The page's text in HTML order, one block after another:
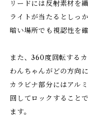
リードには反射素材を
ライトが当たるとしっ
暗い場所でも視認性を確
また、360度回転するカ
わんちゃんがどの方向
カラビナ部分にはアル
回してロックすること
ます。